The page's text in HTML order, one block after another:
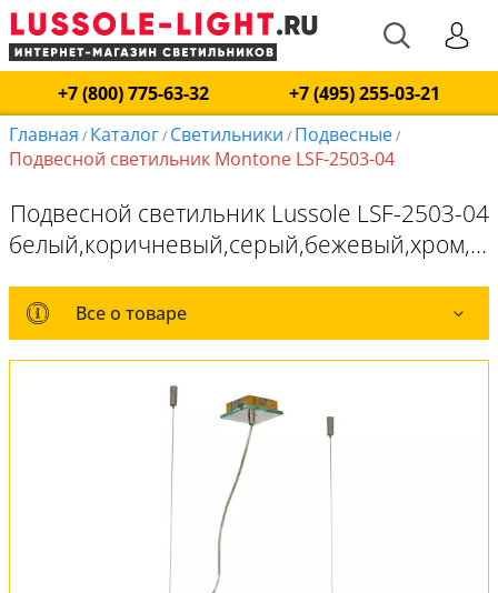
+7 (800) 775-63-32
+7 (495) 255-03-21
Главная / Каталог/ Светильники / Подвесные/
Подвесной светильник Montone LSF-2503-04
Подвесной светильник Lussole LSF-2503-04
белый,коричневый,серый,бежевый,хром,E14*440W
Все о товаре
Все о товаре
Комплект лампочек
Вся коллекция
Оплата и доставка
Обмен и возврат